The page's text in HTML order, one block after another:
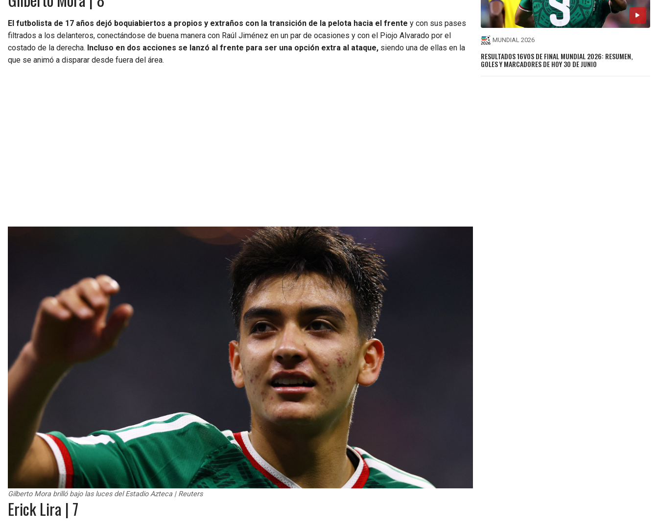
El futbolista de 17 años dejó boquiabiertos a propios y extraños con la transición de la pelota hacia el frente y con sus pases
filtrados a los delanteros, conectándose de buena manera con Raúl Jiménez en un par de ocasiones y con el Piojo Alvarado por el
costado de la derecha. Incluso en dos acciones se lanzó al frente para ser una opción extra al ataque, siendo una de ellas en la
que se animó a disparar desde fuera del área.
Gilberto Mora brilló bajo las luces del Estadio Azteca | Reuters
Erick Lira | 7
MUNDIAL 2026
RESULTADOS 16VOS DE FINAL MUNDIAL 2026: RESUMEN,
GOLES Y MARCADORES DE HOY 30 DE JUNIO